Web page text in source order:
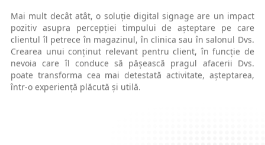
Mai mult decât atât, o soluție digital signage are un impact
pozitiv asupra percepției timpului de așteptare pe care
clientul îl petrece în magazinul, în clinica sau în salonul Dvs.
Crearea unui conținut relevant pentru client, în funcție de
nevoia care îl conduce să pășească pragul afacerii Dvs.
poate transforma cea mai detestată activitate, așteptarea,
într-o experiență plăcută și utilă.